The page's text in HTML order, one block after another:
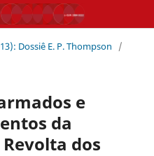
Dossiê E. P. Thompson
/
e
da
dos